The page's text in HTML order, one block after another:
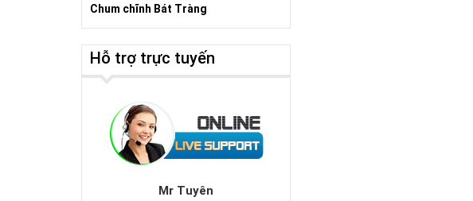
Chum chĩnh Bát Tràng
Hỗ trợ trực tuyến
Mr Tuyên